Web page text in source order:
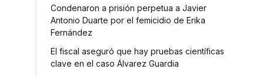
Condenaron a prisión perpetua a Javier
Antonio Duarte por el femicidio de Erika
Fernández
El fiscal aseguró que hay pruebas científicas
clave en el caso Álvarez Guardia